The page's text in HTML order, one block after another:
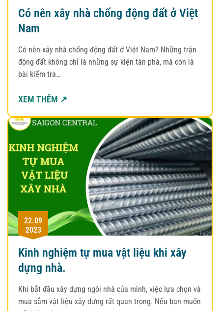
Có nên xây nhà chống động đất ở Việt
Nam
Có nên xây nhà chống động đất ở Việt Nam? Những trận
động đất không chỉ là những sự kiện tàn phá, mà còn là
bài kiểm tra…
XEM THÊM ↗
22.09
2023
Kinh nghiệm tự mua vật liệu khi xây
dựng nhà.
Khi bắt đầu xây dựng ngôi nhà của mình, việc lựa chọn và
mua sắm vật liệu xây dựng rất quan trọng. Nếu bạn muốn